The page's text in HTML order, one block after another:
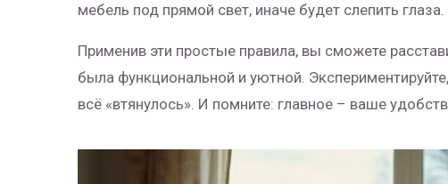
мебель под прямой свет, иначе будет слепить глаза.
Применив эти простые правила, вы сможете
была функциональной и уютной.
всё «втянулось». И помните: главное – ваше